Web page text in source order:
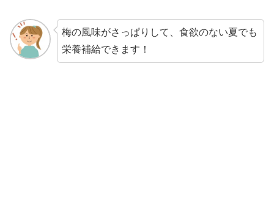
梅の風味がさっぱりして、食欲のない夏でも
栄養補給できます！